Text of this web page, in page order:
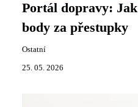
Portál dopravy:
body za přestupky
Ostatní
25. 05. 2026